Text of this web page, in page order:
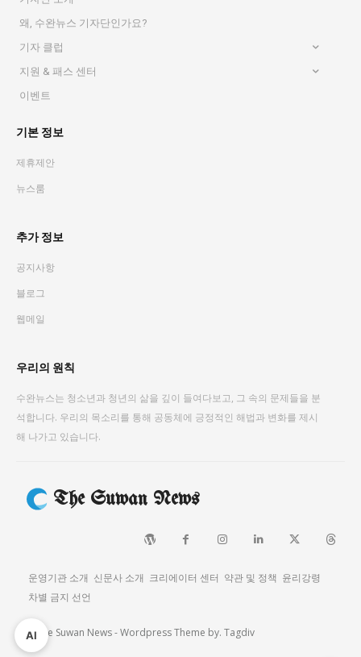
왜, 수완뉴스 기자단인가요?
기자 클럽
지원 & 패스 센터
이벤트
기본 정보
제휴제안
뉴스룸
추가 정보
공지사항
블로그
웹메일
우리의 원칙
수완뉴스는 청소년과 청년의 삶을 깊이 들여다보고, 그 속의 문제들을 분
석합니다. 우리의 목소리를 통해 공동체에 긍정적인 해법과 변화를 제시
해 나가고 있습니다.
The Suwan News
운영기관 소개 신문사 소개 크리에이터 센터 약관 및 정책 윤리강령
차별 금지 선언
© The Suwan News - Wordpress Theme by. Tagdiv
AI